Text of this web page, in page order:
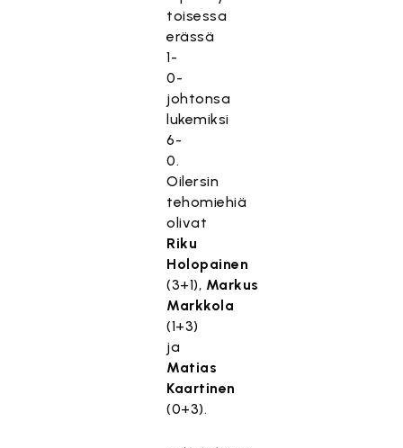
n
o
t
i
ä
s
t
e
t
ä
Hyväksy markkinointievästeet
toisessa
erässä
1-
0-
johtonsa
lukemiksi
6-
0.
Oilersin
tehomiehiä
olivat
Riku
Holopainen
(3+1), Markus
Markkola
(1+3)
ja
Matias
Kaartinen
(0+3).